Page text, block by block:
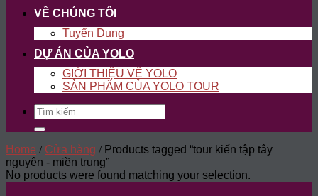
VỀ CHÚNG TÔI
Tuyển Dụng
DỰ ÁN CỦA YOLO
GIỚI THIỆU VỀ YOLO
SẢN PHẨM CỦA YOLO TOUR
Search
for:
Home / Cửa hàng / Products tagged “tour kiến tập tây
nguyên - miền trung”
No products were found matching your selection.